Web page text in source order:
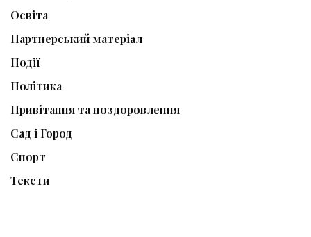
Освіта
Партнерський матеріал
Події
Політика
Привітання та поздоровлення
Сад і Город
Спорт
Тексти